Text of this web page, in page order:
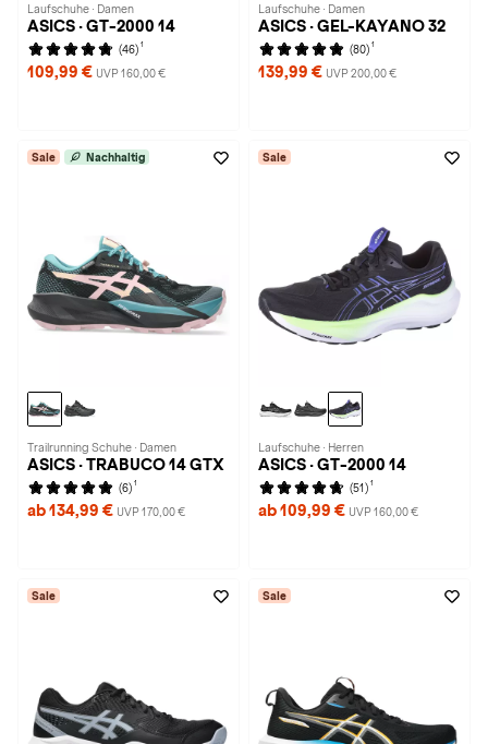
Laufschuhe · Damen
ASICS · GT-2000 14
(46) 1
109,99 € UVP 160,00 €
Laufschuhe · Damen
ASICS · GEL-KAYANO 32
(80) 1
139,99 € UVP 200,00 €
Sale Nachhaltig
Trailrunning Schuhe · Damen
ASICS · TRABUCO 14 GTX
(6) 1
ab 134,99 € UVP 170,00 €
Sale
Laufschuhe · Herren
ASICS · GT-2000 14
(51) 1
ab 109,99 € UVP 160,00 €
Sale Sale